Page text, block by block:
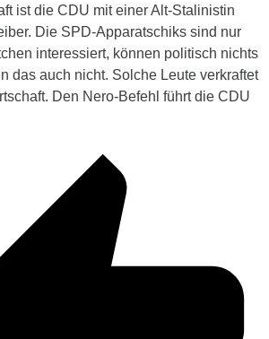
ist die CDU mit einer Alt-Stalinistin
Die SPD-Apparatschiks sind nur
interessiert, können politisch nichts
das auch nicht. Solche Leute verkraftet
Den Nero-Befehl führt die CDU